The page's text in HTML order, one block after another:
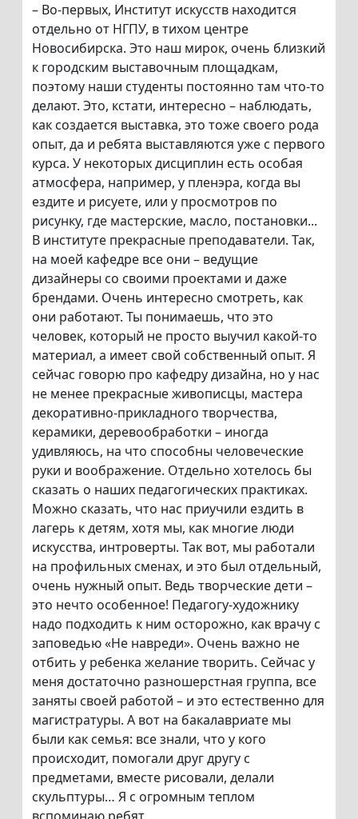
– Во-первых, Институт искусств находится
отдельно от НГПУ, в тихом центре
Новосибирска. Это наш мирок, очень близкий
к городским выставочным площадкам,
поэтому наши студенты постоянно там что-то
делают. Это, кстати, интересно – наблюдать,
как создается выставка, это тоже своего рода
опыт, да и ребята выставляются уже с первого
курса. У некоторых дисциплин есть особая
атмосфера, например, у пленэра, когда вы
ездите и рисуете, или у просмотров по
рисунку, где мастерские, масло, постановки...
В институте прекрасные преподаватели. Так,
на моей кафедре все они – ведущие
дизайнеры со своими проектами и даже
брендами. Очень интересно смотреть, как
они работают. Ты понимаешь, что это
человек, который не просто выучил какой-то
материал, а имеет свой собственный опыт. Я
сейчас говорю про кафедру дизайна, но у нас
не менее прекрасные живописцы, мастера
декоративно-прикладного творчества,
керамики, деревообработки – иногда
удивляюсь, на что способны человеческие
руки и воображение. Отдельно хотелось бы
сказать о наших педагогических практиках.
Можно сказать, что нас приучили ездить в
лагерь к детям, хотя мы, как многие люди
искусства, интроверты. Так вот, мы работали
на профильных сменах, и это был отдельный,
очень нужный опыт. Ведь творческие дети –
это нечто особенное! Педагогу-художнику
надо подходить к ним осторожно, как врачу с
заповедью «Не навреди». Очень важно не
отбить у ребенка желание творить. Сейчас у
меня достаточно разношерстная группа, все
заняты своей работой – и это естественно для
магистратуры. А вот на бакалавриате мы
были как семья: все знали, что у кого
происходит, помогали друг другу с
предметами, вместе рисовали, делали
скульптуры… Я с огромным теплом